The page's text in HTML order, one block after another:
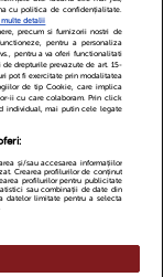
Contact
noi
cu politica de confidențialitate.
multe detalii
precum si furnizorii nostri de
pentru a personaliza
pentru a va oferi functionalitati
drepturile prevazute de art. 15-
pot fi exercitate prin modalitatea
de tip Cookie, care implica
ii cu care colaboram. Prin click
individual, mai putin cele legate
și/sau accesarea informațiilor
Crearea profilurilor de conținut
profilurilor pentru publicitate
sau combinații de date din
datelor limitate pentru a selecta